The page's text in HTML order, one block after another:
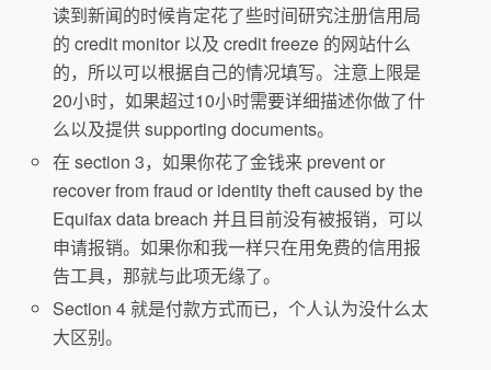
读到新闻的时候肯定花了些时间研究注册信用局
的 credit monitor 以及 credit freeze 的网站什么
的，所以可以根据自己的情况填写。注意上限是
20小时，如果超过10小时需要详细描述你做了什
么以及提供 supporting documents。
在 section 3，如果你花了金钱来 prevent or
recover from fraud or identity theft caused by the
Equifax data breach 并且目前没有被报销，可以
申请报销。如果你和我一样只在用免费的信用报
告工具，那就与此项无缘了。
Section 4 就是付款方式而已，个人认为没什么太
大区别。